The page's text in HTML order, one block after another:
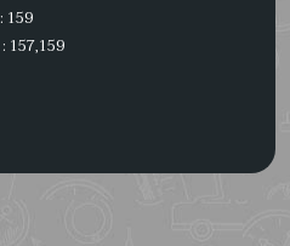
: 159
: 157,159